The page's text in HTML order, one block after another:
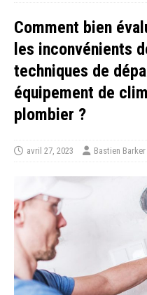
Comment bien
les inconvénients
techniques de
équipement de
plombier ?
avril 27, 2023 Bastien Barker